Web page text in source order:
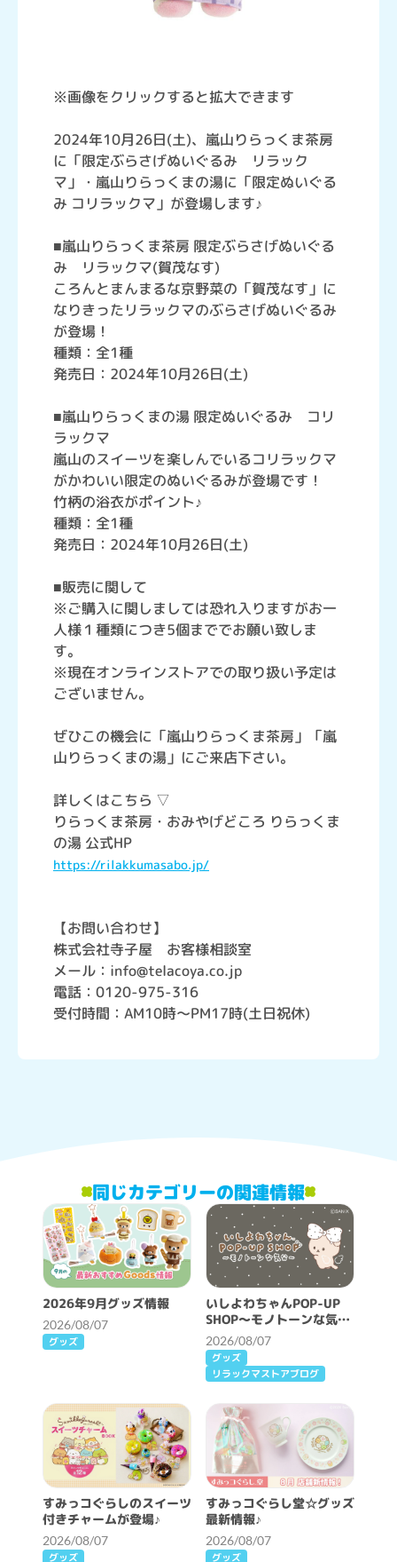
※画像をクリックすると拡大できます
2024年10月26日(土)、嵐山りらっくま茶房
に「限定ぶらさげぬいぐるみ リラック
マ」・嵐山りらっくまの湯に「限定ぬいぐる
み コリラックマ」が登場します♪
■嵐山りらっくま茶房 限定ぶらさげぬいぐる
み リラックマ(賀茂なす)
ころんとまんまるな京野菜の「賀茂なす」に
なりきったリラックマのぶらさげぬいぐるみ
が登場！
種類：全1種
発売日：2024年10月26日(土)
■嵐山りらっくまの湯 限定ぬいぐるみ コリ
ラックマ
嵐山のスイーツを楽しんでいるコリラックマ
がかわいい限定のぬいぐるみが登場です！
竹柄の浴衣がポイント♪
種類：全1種
発売日：2024年10月26日(土)
■販売に関して
※ご購入に関しましては恐れ入りますがお一
人様１種類につき5個まででお願い致しま
す。
※現在オンラインストアでの取り扱い予定は
ございません。
ぜひこの機会に「嵐山りらっくま茶房」「嵐
山りらっくまの湯」にご来店下さい。
詳しくはこちら ▽
りらっくま茶房・おみやげどころ りらっくま
の湯 公式HP
https://rilakkumasabo.jp/
【お問い合わせ】
株式会社寺子屋 お客様相談室
メール：info@telacoya.co.jp
電話：0120-975-316
受付時間：AM10時～PM17時(土日祝休)
同じカテゴリーの関連情報
2026年9月グッズ情報
2026/08/07
グッズ
いしよわちゃんPOP-UP
SHOP～モノトーンな気分
～開催決定！
2026/08/07
グッズ
リラックマストアブログ
すみっコぐらしのスイーツ
付きチャームが登場♪
2026/08/07
グッズ
すみっコぐらし堂☆グッズ
最新情報♪
2026/08/07
グッズ